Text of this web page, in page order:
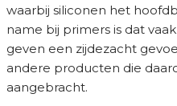
waarbij siliconen het
name bij primers is dat
geven een zijdezacht
andere producten die
aangebracht.